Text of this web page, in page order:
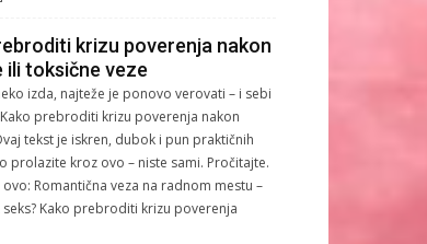
krizu poverenja nakon
ili toksične veze
izda, najteže je ponovo verovati – i sebi
prebroditi krizu poverenja nakon
tekst je iskren, dubok i pun praktičnih
prolazite kroz ovo – niste sami. Pročitajte.
Romantična veza na radnom mestu –
seks? Kako prebroditi krizu poverenja